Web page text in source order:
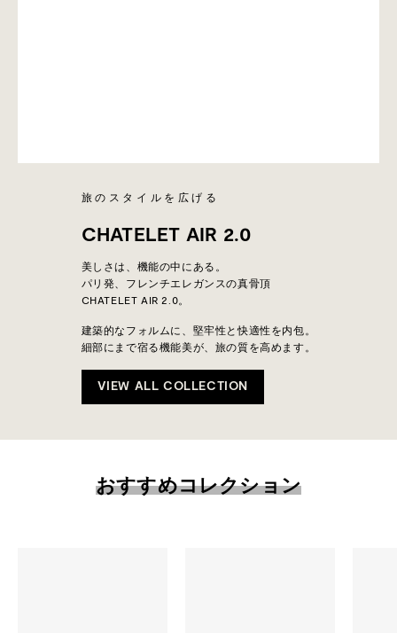
旅のスタイルを広げる
CHATELET AIR 2.0
美しさは、機能の中にある。
パリ発、フレンチエレガンスの真骨頂
CHATELET AIR 2.0。
建築的なフォルムに、堅牢性と快適性を内包。
細部にまで宿る機能美が、旅の質を高めます。
VIEW ALL COLLECTION
おすすめコレクション